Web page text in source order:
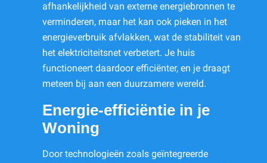
afhankelijkheid van externe energiebronnen te
verminderen, maar het kan ook pieken in het
energieverbruik afvlakken, wat de stabiliteit van
het elektriciteitsnet verbetert. Je huis
functioneert daardoor efficiënter, en je draagt
meteen bij aan een duurzamere wereld.
Energie-efficiëntie in je
Woning
Door technologieën zoals geïntegreerde